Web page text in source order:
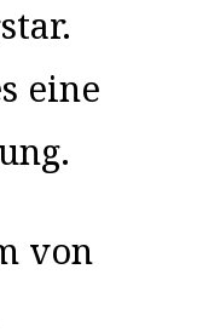
eine
von